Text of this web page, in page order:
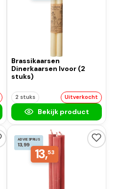
Brassikaarsen
Dinerkaarsen Ivoor (2
stuks)
2 stuks Uitverkocht
Bekijk product
ADVIESPRIJS
13,99
13,53